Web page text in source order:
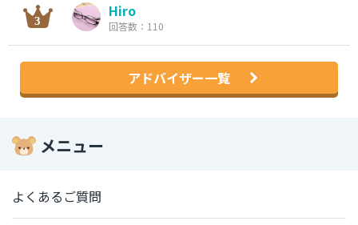
Hiro
回答数：110
アドバイザー一覧
メニュー
よくあるご質問